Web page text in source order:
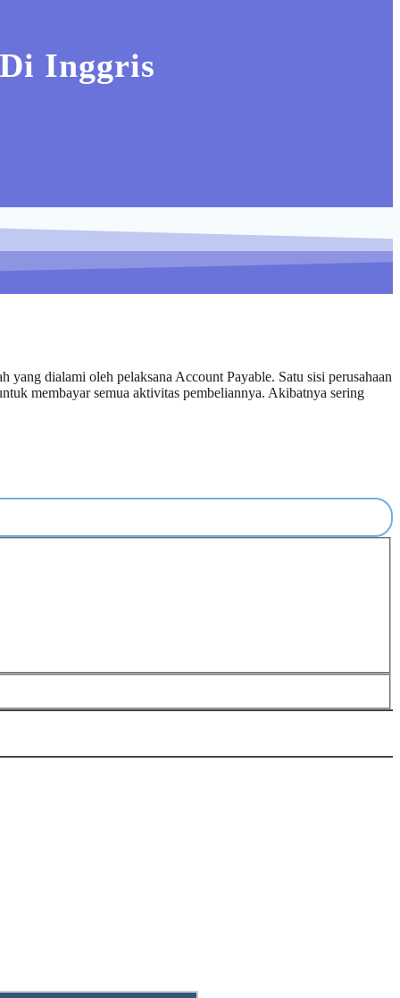
Inggris
dialami oleh pelaksana Account Payable. Satu sisi perusahaan
membayar semua aktivitas pembeliannya. Akibatnya sering